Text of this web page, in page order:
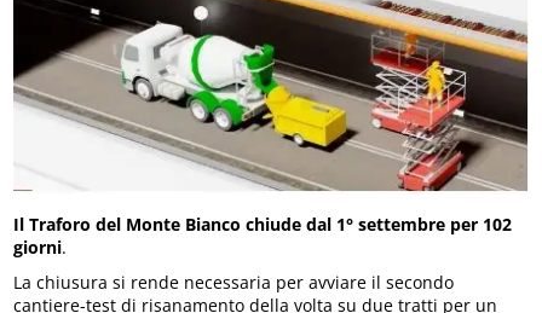
Il Traforo del Monte Bianco chiude dal 1° settembre per 102
giorni.
La chiusura si rende necessaria per avviare il secondo
cantiere-test di risanamento della volta su due tratti per un